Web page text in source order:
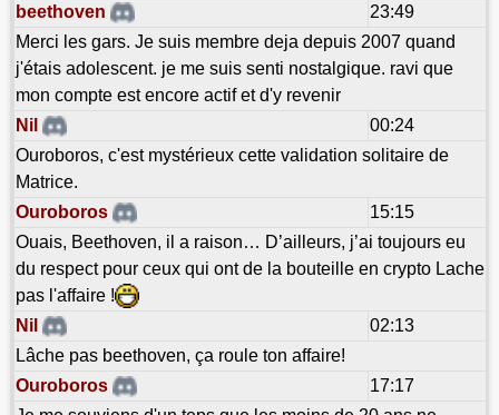
beethoven
23:49
Merci les gars. Je suis membre deja depuis 2007 quand
j'étais adolescent. je me suis senti nostalgique. ravi que
mon compte est encore actif et d'y revenir
Nil
00:24
Ouroboros, c'est mystérieux cette validation solitaire de
Matrice.
Ouroboros
15:15
Ouais, Beethoven, il a raison… D’ailleurs, j’ai toujours eu
du respect pour ceux qui ont de la bouteille en crypto Lache
pas l'affaire !
Nil
02:13
Lâche pas beethoven, ça roule ton affaire!
Ouroboros
17:17